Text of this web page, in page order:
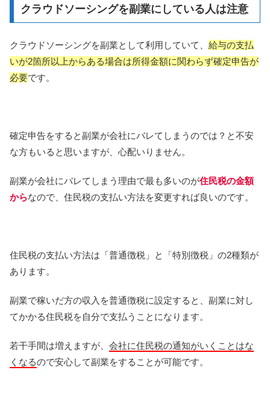
クラウドソーシングを副業にしている人は注意
クラウドソーシングを副業として利用していて、 給与の支払
いが2箇所以上からある場合は所得金額に関わらず確定申告が
必要です。
確定申告をすると副業が会社にバレてしまうのでは？と不安
な方もいると思いますが、心配いりません。
副業が会社にバレてしまう理由で最も多いのが住民税の金額
からなので、住民税の支払い方法を変更すれば良いのです。
住民税の支払い方法は「普通徴税」と「特別徴税」の2種類が
あります。
副業で稼いだ方の収入を普通徴税に設定すると、副業に対し
てかかる住民税を自分で支払うことになります。
若干手間は増えますが、 会社に住民税の通知がいくことはな
くなるので安心して副業をすることが可能です。